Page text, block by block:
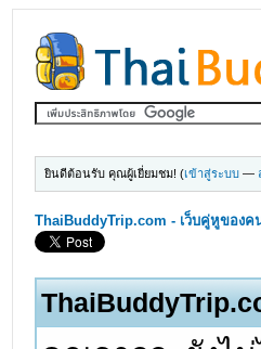
ยินดีต้อนรับ คุณผู้เยี่ยมชม! (เข้าสู่ระบบ —
ThaiBuddyTrip.com - เว็บคู่หูของค